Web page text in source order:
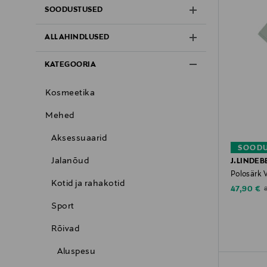
SOODUSTUSED
ALLAHINDLUSED
KATEGOORIA
Kosmeetika
Mehed
Aksessuaarid
Jalanõud
Kotid ja rahakotid
Sport
Rõivad
Aluspesu
Polosärk
47,90 €